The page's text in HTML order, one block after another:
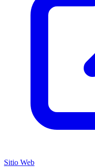
Sitio Web